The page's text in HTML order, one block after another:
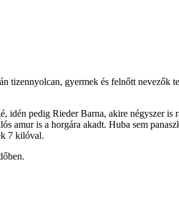
tizennyolcan, gyermek és felnőtt nevezők
pedig Rieder Barna, akire négyszer is
amur is a horgára akadt. Huba sem
7 kilóval.